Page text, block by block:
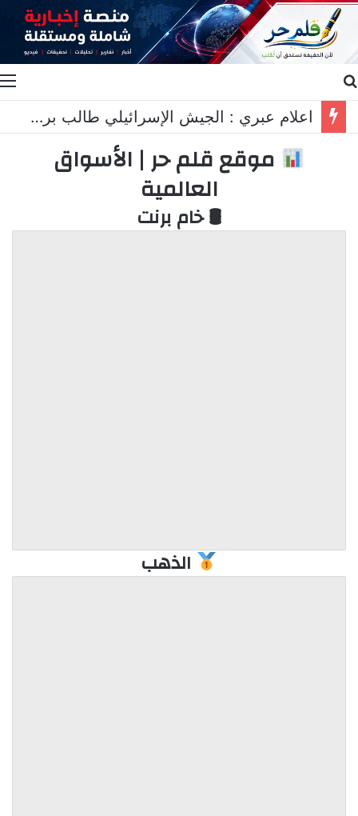
اعلام عبري : الجيش الإسرائيلي طالب برد عسكري قاسٍ في لبنان..
موقع قلم حر | الأسواق
العالمية
🛢 خام برنت
الذهب